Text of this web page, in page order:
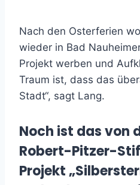
Nach den Osterferien
wieder in Bad
Projekt werben und
Traum ist, dass das
Stadt“, sagt Lang.
Noch ist das von
Robert-Pitzer-
Projekt